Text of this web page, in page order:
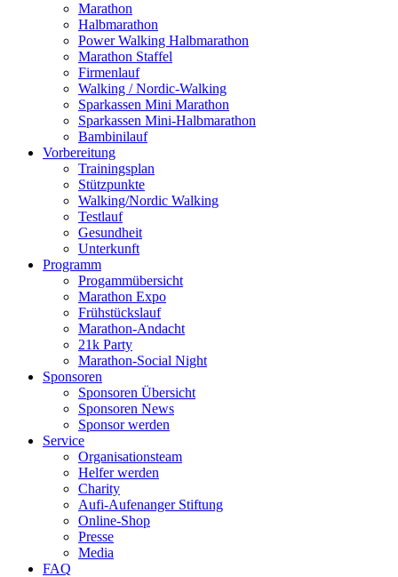
Marathon
Halbmarathon
Power Walking Halbmarathon
Marathon Staffel
Firmenlauf
Walking / Nordic-Walking
Sparkassen Mini Marathon
Sparkassen Mini-Halbmarathon
Bambinilauf
Vorbereitung
Trainingsplan
Stützpunkte
Walking/Nordic Walking
Testlauf
Gesundheit
Unterkunft
Programm
Progammübersicht
Marathon Expo
Frühstückslauf
Marathon-Andacht
21k Party
Marathon-Social Night
Sponsoren
Sponsoren Übersicht
Sponsoren News
Sponsor werden
Service
Organisationsteam
Helfer werden
Charity
Aufi-Aufenanger Stiftung
Online-Shop
Presse
Media
FAQ